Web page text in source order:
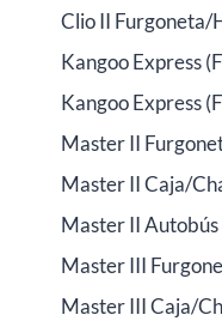
Clio II Furgoneta/
Kangoo Express
Kangoo Express
Master II
Master II Caja/
Master II
Master III
Master III Caja/